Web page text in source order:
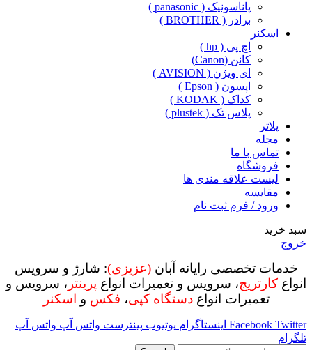
پاناسونیک ( panasonic )
برادر ( BROTHER )
اسکنر
اچ پی ( hp )
کانن (Canon)
ای ویژن ( AVISION )
اپسون ( Epson )
کداک ( KODAK )
پلاس تک ( plustek )
پلاتر
مجله
تماس با ما
فروشگاه
لیست علاقه مندی ها
مقایسه
ورود / فرم ثبت نام
سبد خرید
خروج
خدمات تخصصی رایانه آبان (عزیزی): شارژ و سرویس
انواع کارتریج، سرویس و تعمیرات انواع پرینتر ، سرویس و
تعمیرات انواعدستگاه کپی، فکس و اسکنر
Facebook Twitter اینستاگرام یوتیوب پینترست واتس آپ واتس آپ
تلگرام